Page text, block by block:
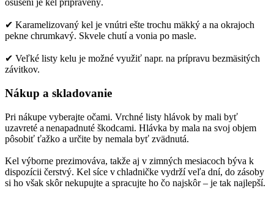
osušení je kel pripravený.
✔ Karamelizovaný kel je vnútri ešte trochu mäkký a na okrajoch
pekne chrumkavý. Skvele chutí a vonia po masle.
✔ Veľké listy kelu je možné využiť napr. na prípravu bezmäsitých
závitkov.
Nákup a skladovanie
Pri nákupe vyberajte očami. Vrchné listy hlávok by mali byť
uzavreté a nenapadnuté škodcami. Hlávka by mala na svoj objem
pôsobiť ťažko a určite by nemala byť zvädnutá.
Kel výborne prezimováva, takže aj v zimných mesiacoch býva k
dispozícii čerstvý. Kel síce v chladničke vydrží veľa dní, do zásoby
si ho však skôr nekupujte a spracujte ho čo najskôr – je tak najlepší.